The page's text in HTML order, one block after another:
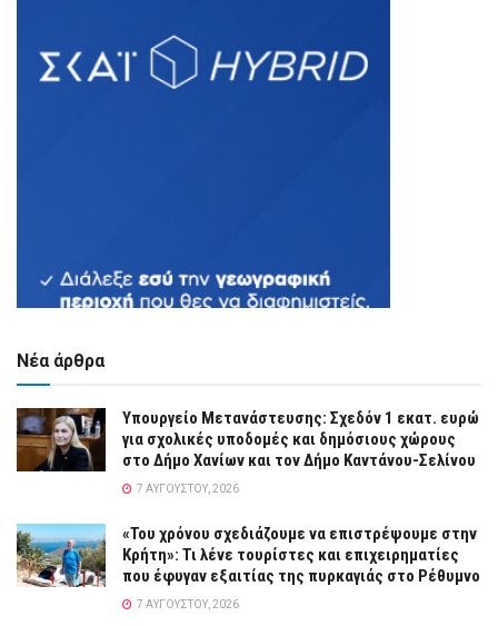
Νέα άρθρα
Υπουργείο Μετανάστευσης: Σχεδόν 1 εκατ. ευρώ
για σχολικές υποδομές και δημόσιους χώρους
στο Δήμο Χανίων και τον Δήμο Καντάνου-Σελίνου
7 ΑΥΓΟΎΣΤΟΥ, 2026
«Του χρόνου σχεδιάζουμε να επιστρέψουμε στην
Κρήτη»: Τι λένε τουρίστες και επιχειρηματίες
που έφυγαν εξαιτίας της πυρκαγιάς στο Ρέθυμνο
7 ΑΥΓΟΎΣΤΟΥ, 2026